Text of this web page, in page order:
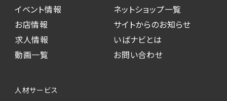
・本サービスを通じて求人広告に応募した際の
選考に関する連絡
・本サービスを通じて店舗への来店予約を登録
した際の内容確認、返答
本サービスが収集する個人情報は、ご本人の意
イベント情報
お店情報
求人情報
動画一覧
ネットショップ一覧
サイトからのお知らせ
いばナビとは
お問い合わせ
人材サービス